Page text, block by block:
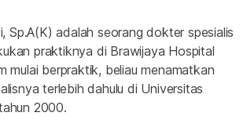
Sp.A(K) adalah seorang dokter spesialis
praktiknya di Brawijaya Hospital
mulai berpraktik, beliau menamatkan
terlebih dahulu di Universitas
2000.